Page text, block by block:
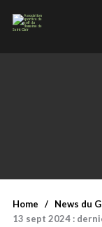
Home News du
13 sept 2024 :